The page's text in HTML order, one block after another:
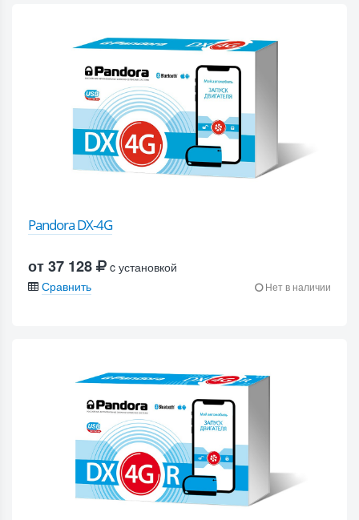
Pandora DX-4G
от 37 128
c установкой
Сравнить
Нет в наличии